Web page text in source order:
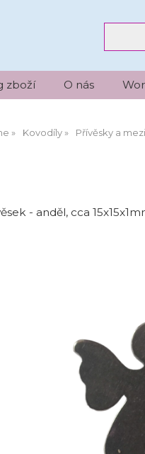
zboží O nás
Kovodíly Přívěsky a
- anděl, cca